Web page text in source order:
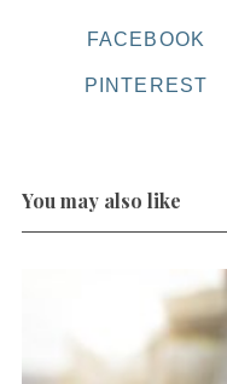
FACEBOOK
PINTEREST
You may also like